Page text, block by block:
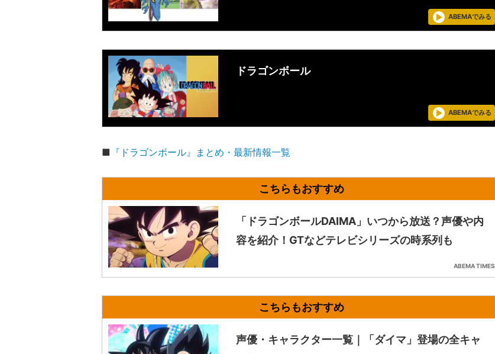
ABEMAでみる
ドラゴンボール
ABEMAでみる
■ 『ドラゴンボール』まとめ・最新情報一覧
「ドラゴンボールDAIMA」いつから放送？声優や内
容を紹介！GTなどテレビシリーズの時系列も
ABEMA TIMES
声優・キャラクター一覧｜「ダイマ」登場の全キャ